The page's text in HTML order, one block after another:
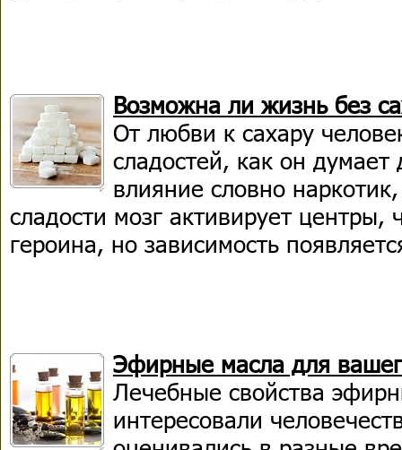
Возможна ли жизнь без
От любви к сахару
сладостей, как он думает
влияние словно
сладости мозг активирует центры,
героина, но зависимость
Эфирные масла для
Лечебные свойства
интересовали